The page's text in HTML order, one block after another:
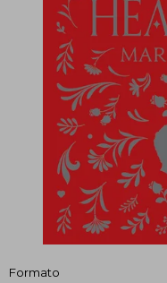
Formato